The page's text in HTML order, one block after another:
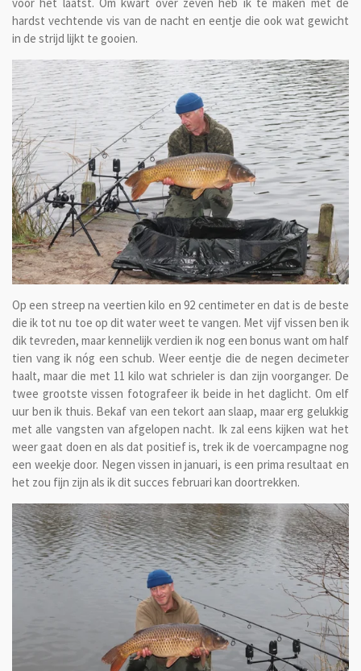
hardst vechtende vis van de nacht en eentje die ook wat gewicht
in de strijd lijkt te gooien.
Op een streep na veertien kilo en 92 centimeter en dat is de beste
die ik tot nu toe op dit water weet te vangen. Met vijf vissen ben ik
dik tevreden, maar kennelijk verdien ik nog een bonus want om half
tien vang ik nóg een schub. Weer eentje die de negen decimeter
haalt, maar die met 11 kilo wat schrieler is dan zijn voorganger. De
twee grootste vissen fotografeer ik beide in het daglicht. Om elf
uur ben ik thuis. Bekaf van een tekort aan slaap, maar erg gelukkig
met alle vangsten van afgelopen nacht. Ik zal eens kijken wat het
weer gaat doen en als dat positief is, trek ik de voercampagne nog
een weekje door. Negen vissen in januari, is een prima resultaat en
het zou fijn zijn als ik dit succes februari kan doortrekken.